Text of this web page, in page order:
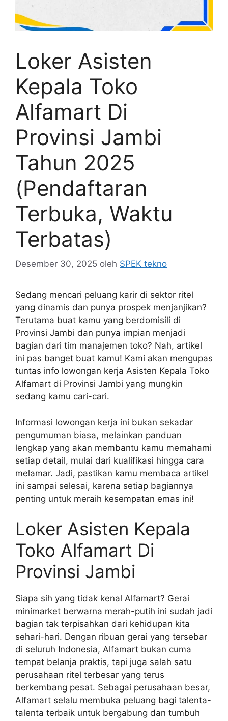
Loker Asisten
Kepala Toko
Alfamart Di
Provinsi Jambi
Tahun 2025
(Pendaftaran
Terbuka, Waktu
Terbatas)
Desember 30, 2025 oleh SPEK tekno
Sedang mencari peluang karir di sektor ritel
yang dinamis dan punya prospek menjanjikan?
Terutama buat kamu yang berdomisili di
Provinsi Jambi dan punya impian menjadi
bagian dari tim manajemen toko? Nah, artikel
ini pas banget buat kamu! Kami akan mengupas
tuntas info lowongan kerja Asisten Kepala Toko
Alfamart di Provinsi Jambi yang mungkin
sedang kamu cari-cari.
Informasi lowongan kerja ini bukan sekadar
pengumuman biasa, melainkan panduan
lengkap yang akan membantu kamu memahami
setiap detail, mulai dari kualifikasi hingga cara
melamar. Jadi, pastikan kamu membaca artikel
ini sampai selesai, karena setiap bagiannya
penting untuk meraih kesempatan emas ini!
Loker Asisten Kepala
Toko Alfamart Di
Provinsi Jambi
Siapa sih yang tidak kenal Alfamart? Gerai
minimarket berwarna merah-putih ini sudah jadi
bagian tak terpisahkan dari kehidupan kita
sehari-hari. Dengan ribuan gerai yang tersebar
di seluruh Indonesia, Alfamart bukan cuma
tempat belanja praktis, tapi juga salah satu
perusahaan ritel terbesar yang terus
berkembang pesat. Sebagai perusahaan besar,
Alfamart selalu membuka peluang bagi talenta-
talenta terbaik untuk bergabung dan tumbuh